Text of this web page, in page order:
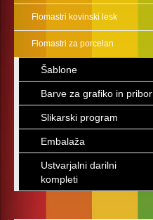
Flomastri kovinski lesk
Flomastri za porcelan
Šablone
Barve za grafiko in pribor
Slikarski program
Embalaža
Ustvarjalni darilni
kompleti